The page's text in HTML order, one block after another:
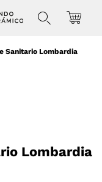
Sanitario Lombardia
Lombardia